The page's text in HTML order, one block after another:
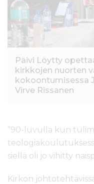
Päivi Löytty
kirkkojen nuorten
kokoontumisessa
Virve Rissanen
”90-luvulla kun
siellä oli jo vihitty
Kirkon